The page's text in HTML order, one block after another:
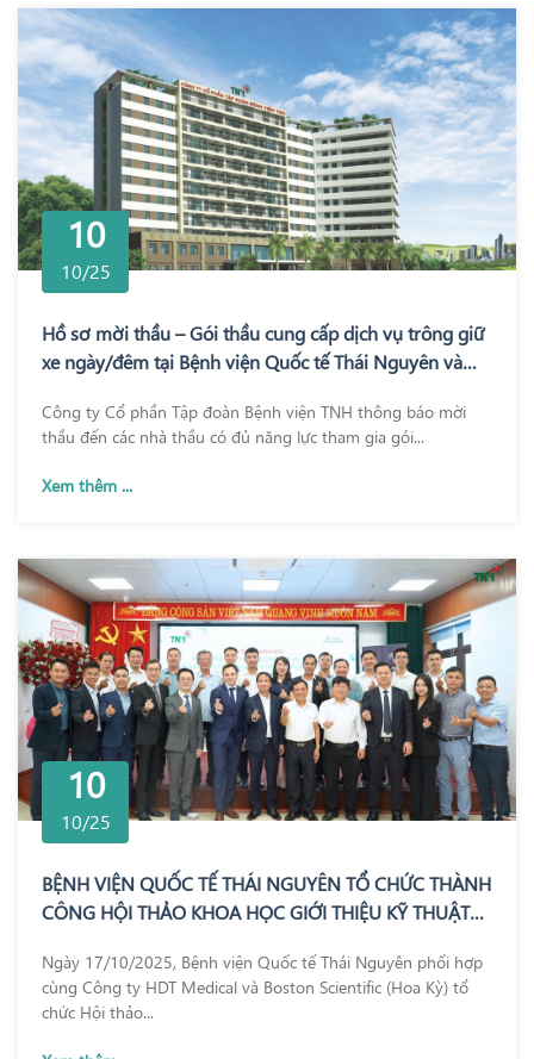
10
10/25
Hồ sơ mời thầu – Gói thầu cung cấp dịch vụ trông giữ
xe ngày/đêm tại Bệnh viện Quốc tế Thái Nguyên và
Công ty Cổ phần Tập đoàn Bệnh viện TNH thông báo mời
thầu đến các nhà thầu có đủ năng lực tham gia gói...
Xem thêm ...
10
10/25
BỆNH VIỆN QUỐC TẾ THÁI NGUYÊN TỔ CHỨC THÀNH
CÔNG HỘI THẢO KHOA HỌC GIỚI THIỆU KỸ THUẬT
TUYẾN TIỀN LIỆT
Ngày 17/10/2025, Bệnh viện Quốc tế Thái Nguyên phối hợp
cùng Công ty HDT Medical và Boston Scientific (Hoa Kỳ) tổ
chức Hội thảo...